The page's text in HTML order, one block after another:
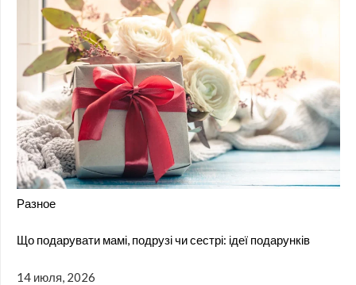
Разное
Що подарувати мамі, подрузі чи сестрі: ідеї подарунків
14 июля, 2026